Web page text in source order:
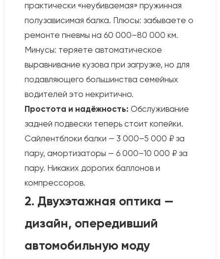
практически «неубиваемая» пружинная
полузависимая балка. Плюсы: забываете о
ремонте пневмы на 60 000–80 000 км.
Минусы: теряете автоматическое
выравнивание кузова при загрузке, но для
подавляющего большинства семейных
водителей это некритично.
Простота и надёжность: Обслуживание
задней подвески теперь стоит копейки.
Сайлентблоки балки — 3 000–5 000 ₽ за
пару, амортизаторы — 6 000–10 000 ₽ за
пару. Никаких дорогих баллонов и
компрессоров.
2. Двухэтажная оптика —
дизайн, опередивший
автомобильную моду